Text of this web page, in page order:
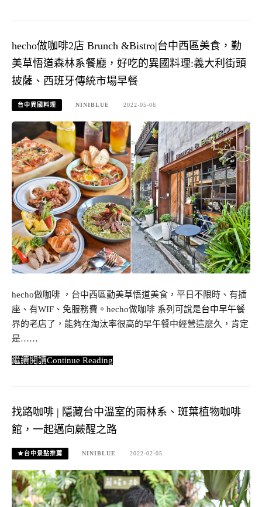
hecho做咖啡2店 Brunch &Bistro|台中西區美食，勤
美草悟道森林系餐廳，好吃的異國料理:義大利街頭
披薩、西班牙傳統市場早餐
台中異國料理 NINIBLUE 2022-05-06
hecho做咖啡 ，台中西區勤美草悟道美食，平日不限時、有插
座、有WIF、免服務費。hecho做咖啡 系列可說是台中早午餐
界的老店了，能夠在淘汰率很高的早午餐中經營這麼久，肯定
是……
Continue Reading
找路咖啡 | 隱藏台中溫室的雨林系、斑葉植物咖啡
館，一起邁向蕨醒之路
★台中景點推薦 NINIBLUE 2022-02-05